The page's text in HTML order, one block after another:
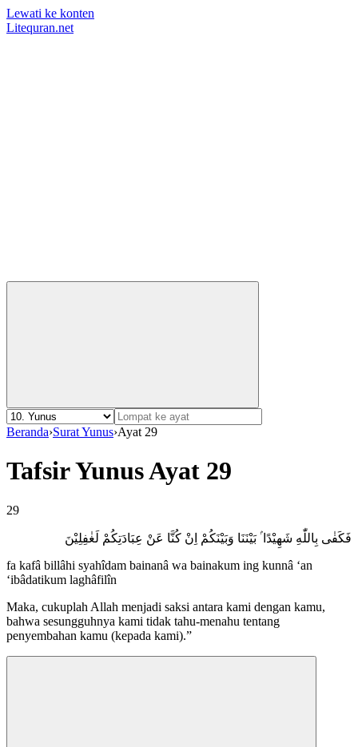
Lewati ke konten
Litequran.net
Beranda›Surat Yunus›Ayat 29
Tafsir Yunus Ayat 29
29
فَكَفٰى بِاللّٰهِ شَهِيْدًا ۢ بَيْنَنَا وَبَيْنَكُمْ اِنْ كُنَّا عَنْ عِبَادَتِكُمْ لَغٰفِلِيْنَ
fa kafâ billâhi syahîdam bainanâ wa bainakum ing kunnâ ‘an
‘ibâdatikum laghâfilîn
Maka, cukuplah Allah menjadi saksi antara kami dengan kamu,
bahwa sesungguhnya kami tidak tahu-menahu tentang
penyembahan kamu (kepada kami).”